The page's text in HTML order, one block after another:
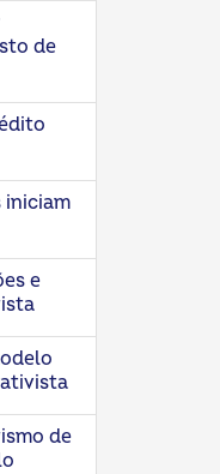
de
iniciam
e
de